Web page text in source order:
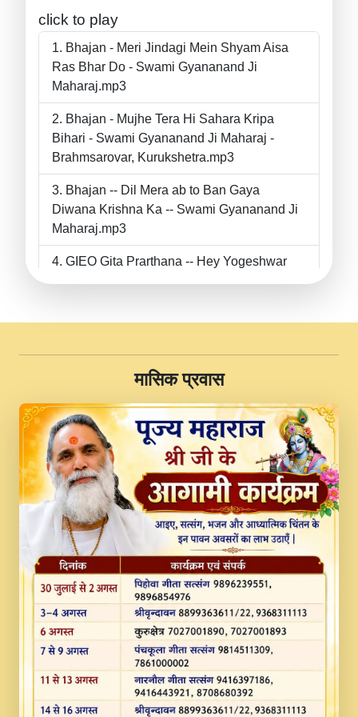
click to play
Bhajan - Meri Jindagi Mein Shyam Aisa
Ras Bhar Do - Swami Gyananand Ji
Maharaj.mp3
Bhajan - Mujhe Tera Hi Sahara Kripa
Bihari - Swami Gyananand Ji Maharaj -
Brahmsarovar, Kurukshetra.mp3
Bhajan -- Dil Mera ab to Ban Gaya
Diwana Krishna Ka -- Swami Gyananand Ji
Maharaj.mp3
GIEO Gita Prarthana -- Hey Yogeshwar
II Swami Gyananand Ji Maharaj.mp3
JINU SATGURU AAP BULAVE by Rasik
Pawan ji 20-11-19 Sankirtan At VEER JI
PRABHU KUTEER CHANNEL.mp3
Kina Sohna Tera Bhawan Sajaya Mata
Vaishno Devi Aarti Mata Rani Bhajan By
Lakhwinder Wadali Ji.mp3
MERE MANN VICH KANTH KALER
NEW PUNAJBI DEVOTIONAL SONG 2017
FULL VIDEO HD.mp3
Na To Roop Hai Bindu Ji Maharaj Pad - A
Divine Bhajan by Shri Indresh Ji
#BhaktiPath.mp3
Radha Rani Ki Kirpa Best Devotional
Song By Chitra Vichitra.mp3
​मासिक प्रवास